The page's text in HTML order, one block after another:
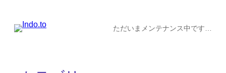
ただいまメンテナンス中です…